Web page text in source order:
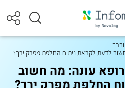
לדעת לקראת ניתוח החלפת מפרק ירך?
עונה: מה חשוב